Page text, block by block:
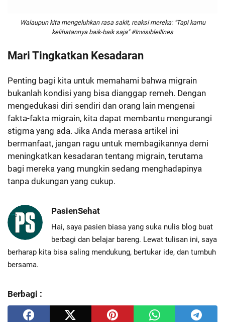
Walaupun kita mengeluhkan rasa sakit, reaksi mereka: "Tapi kamu
kelihatannya baik-baik saja" ‪#‎InvisibleIllnes‬
Mari Tingkatkan Kesadaran
Penting bagi kita untuk memahami bahwa migrain
bukanlah kondisi yang bisa dianggap remeh. Dengan
mengedukasi diri sendiri dan orang lain mengenai
fakta-fakta migrain, kita dapat membantu mengurangi
stigma yang ada. Jika Anda merasa artikel ini
bermanfaat, jangan ragu untuk membagikannya demi
meningkatkan kesadaran tentang migrain, terutama
bagi mereka yang mungkin sedang menghadapinya
tanpa dukungan yang cukup.
PasienSehat
Hai, saya pasien biasa yang suka nulis blog buat
berbagi dan belajar bareng. Lewat tulisan ini, saya
berharap kita bisa saling mendukung, bertukar ide, dan tumbuh
bersama.
Berbagi :